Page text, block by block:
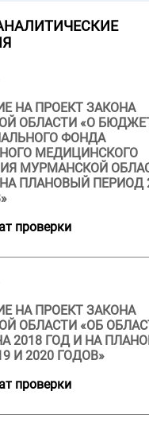
НА ПРОЕКТ ЗАКОНА
ОБЛАСТИ «О
ФОНДА
МЕДИЦИНСКОГО
МУРМАНСКОЙ
ПЛАНОВЫЙ ПЕРИОД
проверки
НА ПРОЕКТ ЗАКОНА
ОБЛАСТИ «ОБ
2018 ГОД И НА
И 2020 ГОДОВ»
проверки